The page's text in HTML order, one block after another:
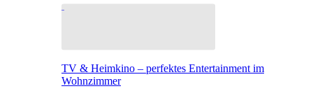
TV & Heimkino – perfektes Entertainment im
Wohnzimmer